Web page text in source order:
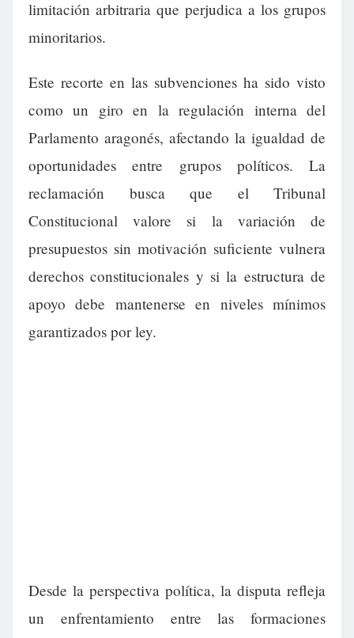
limitación arbitraria que perjudica a los grupos
minoritarios.
Este recorte en las subvenciones ha sido visto
como un giro en la regulación interna del
Parlamento aragonés, afectando la igualdad de
oportunidades entre grupos políticos. La
reclamación busca que el Tribunal
Constitucional valore si la variación de
presupuestos sin motivación suficiente vulnera
derechos constitucionales y si la estructura de
apoyo debe mantenerse en niveles mínimos
garantizados por ley.
Desde la perspectiva política, la disputa refleja
un enfrentamiento entre las formaciones